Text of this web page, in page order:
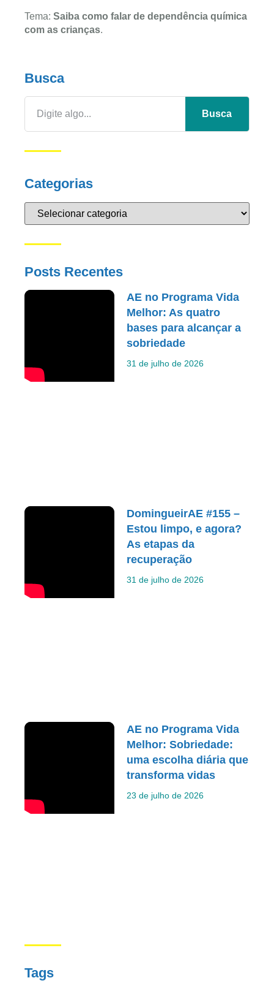
Tema: Saiba como falar de dependência química
com as crianças.
Busca
Busca
Categorias
Posts Recentes
AE no Programa Vida
Melhor: As quatro
bases para alcançar a
sobriedade
31 de julho de 2026
DomingueirAE #155 –
Estou limpo, e agora?
As etapas da
recuperação
31 de julho de 2026
AE no Programa Vida
Melhor: Sobriedade:
uma escolha diária que
transforma vidas
23 de julho de 2026
Tags